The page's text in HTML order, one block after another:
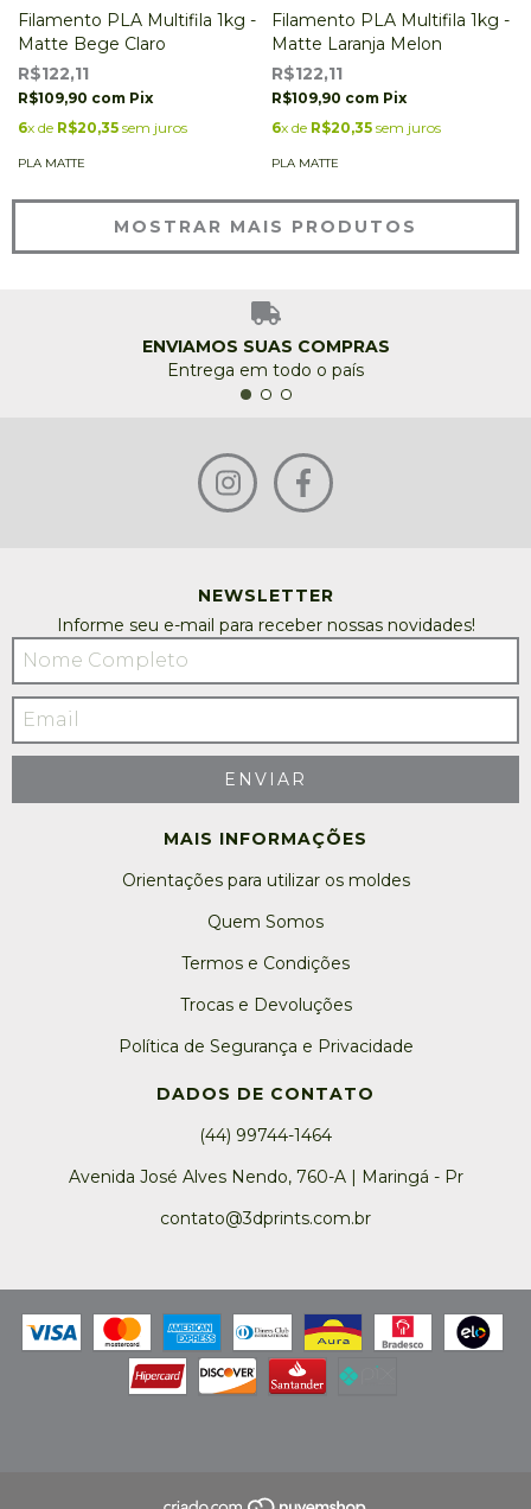
Filamento PLA Multifila 1kg -
Matte Bege Claro
R$122,11
R$109,90 com Pix
6x de R$20,35 sem juros
PLA MATTE
Filamento PLA Multifila 1kg -
Matte Laranja Melon
R$122,11
R$109,90 com Pix
6x de R$20,35 sem juros
PLA MATTE
MOSTRAR MAIS PRODUTOS
ENVIAMOS SUAS COMPRAS
Entrega em todo o país
NEWSLETTER
Informe seu e-mail para receber nossas novidades!
MAIS INFORMAÇÕES
Orientações para utilizar os moldes
Quem Somos
Termos e Condições
Trocas e Devoluções
Política de Segurança e Privacidade
DADOS DE CONTATO
(44) 99744-1464
Avenida José Alves Nendo, 760-A | Maringá - Pr
contato@3dprints.com.br